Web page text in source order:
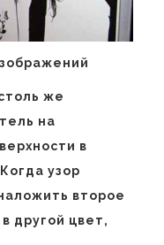
же
на
в
узор
второе
другой цвет,